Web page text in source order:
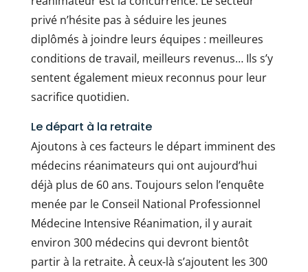
privé n’hésite pas à séduire les jeunes
diplômés à joindre leurs équipes : meilleures
conditions de travail, meilleurs revenus… Ils s’y
sentent également mieux reconnus pour leur
sacrifice quotidien.
Le départ à la retraite
Ajoutons à ces facteurs le départ imminent des
médecins réanimateurs qui ont aujourd’hui
déjà plus de 60 ans. Toujours selon l’enquête
menée par le Conseil National Professionnel
Médecine Intensive Réanimation, il y aurait
environ 300 médecins qui devront bientôt
partir à la retraite. À ceux-là s’ajoutent les 300